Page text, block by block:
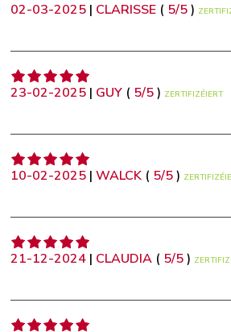
02-03-2025 | CLARISSE ( 5/5)
23-02-2025 | GUY ( 5/5) ZERTIFIZÉIERT
10-02-2025 |WALCK ( 5/5)
21-12-2024 | CLAUDIA ( 5/5)